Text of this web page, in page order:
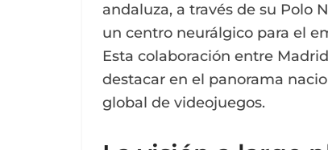
andaluza, a través de su Polo
un centro neurálgico para el
Esta colaboración entre
destacar en el panorama
global de videojuegos.